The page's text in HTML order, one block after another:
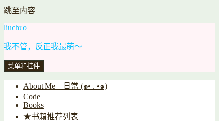
跳至内容
liuchuo
我不管，反正我最萌～
菜单和挂件
About Me – 日常 (๑• . •๑)
Code
Books
★书籍推荐列表